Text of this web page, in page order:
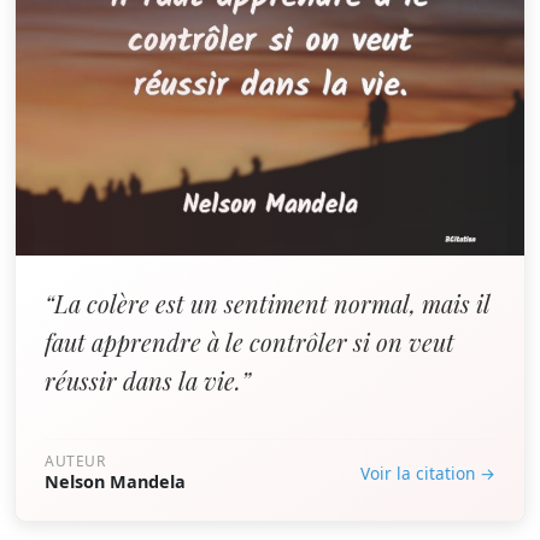
“La colère est un sentiment normal, mais il
faut apprendre à le contrôler si on veut
réussir dans la vie.”
AUTEUR
Nelson Mandela Voir la citation →